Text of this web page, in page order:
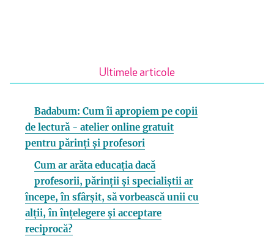
Ultimele articole
Badabum: Cum îi apropiem pe copii
de lectură - atelier online gratuit
pentru părinți și profesori
Cum ar arăta educația dacă
profesorii, părinții și specialiștii ar
începe, în sfârșit, să vorbească unii cu
alții, în înțelegere și acceptare
reciprocă?